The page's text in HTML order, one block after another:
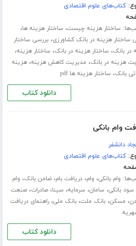
کتاب‌های علوم اقتصادی
ساختار هزینه چیست، ساختار هزینه ها،
ساختار هزینه در بانک کشاورزی،بررسی ساختار
در بانک، ساختار هزینه در بانک، ساختار هزینه،
هزینه در بانک، مدیریت کاهش هزینه،هزینه
بانک، ساختار هزینه ها pdf
دانلود کتاب
وام بانکی
دانشفر
کتاب‌های علوم اقتصادی
وام بانکی، وام،دریافت بام،ضامن بانک، وام
سود بانکی، سامان، سرمایه، سینا،صادرات،صنعت
، مسکن،بانک ملت،بانک ملی،راهنمای دریافت
دانلود کتاب